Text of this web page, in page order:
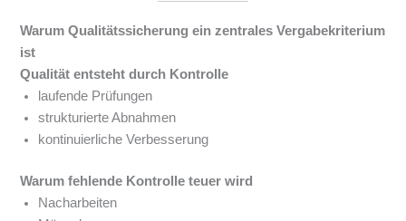
Warum Qualitätssicherung ein zentrales Vergabekriterium
ist
Qualität entsteht durch Kontrolle
laufende Prüfungen
strukturierte Abnahmen
kontinuierliche Verbesserung
Warum fehlende Kontrolle teuer wird
Nacharbeiten